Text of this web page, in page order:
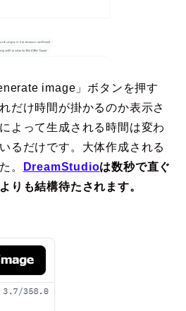
image」ボタンを押す
だけ時間が掛かるのか表示さ
よって生成される時間は変わ
るだけです。大体作成される
。
DreamStudioは数秒で直ぐ
りも結構待たされます。